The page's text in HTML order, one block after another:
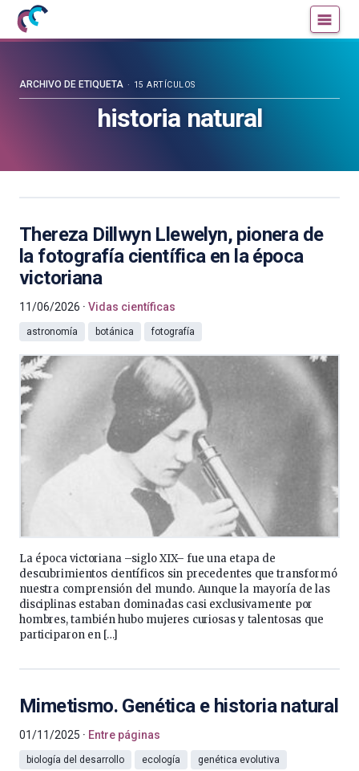
Mujeres
con
blog
historia natural
ARCHIVO DE ETIQUETA 15 ARTÍCULOS
Thereza Dillwyn Llewelyn, pionera de
la fotografía científica en la época
victoriana
11/06/2026 Vidas científicas
astronomía botánica fotografía
La época victoriana –siglo XIX– fue una etapa de
descubrimientos científicos sin precedentes que transformó
nuestra comprensión del mundo. Aunque la mayoría de las
disciplinas estaban dominadas casi exclusivamente por
hombres, también hubo mujeres curiosas y talentosas que
participaron en […]
Mimetismo. Genética e historia natural
01/11/2025 Entre páginas
biología del desarrollo ecología genética evolutiva